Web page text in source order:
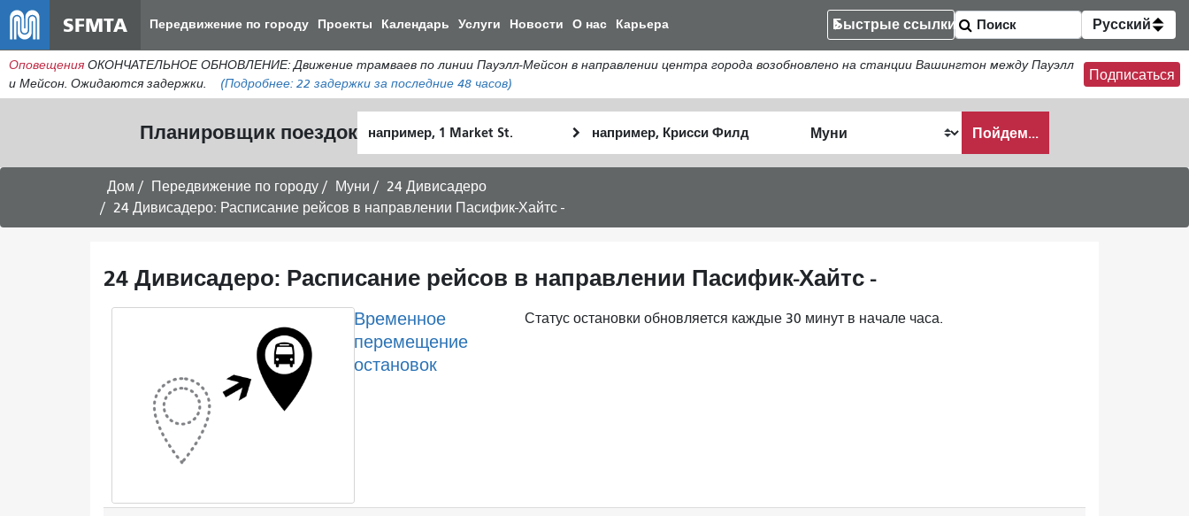
к
общему
содержанию
SFMTA Передвижение по городу Проекты Календарь Услуги Новости О нас Карьера Быстрые ссылки Русский
Оповещения ОКОНЧАТЕЛЬНОЕ ОБНОВЛЕНИЕ: Движение трамваев по линии Пауэлл-Мейсон в направлении центра города возобновлено на станции Вашингтон между Пауэлл
и Мейсон. Ожидаются задержки.
(Подробнее: 22 задержки за последние 48 часов)
Подписаться
Планировщик поездок местоположение
окончания
я
Пойдем...
Дом Передвижение по городу Муни
24 Дивисадеро
24 Дивисадеро: Расписание рейсов в направлении Пасифик-Хайтс -
24 Дивисадеро: Расписание рейсов в направлении Пасифик-Хайтс -
Временное
перемещение
остановок
Статус остановки обновляется каждые 30 минут в начале часа.